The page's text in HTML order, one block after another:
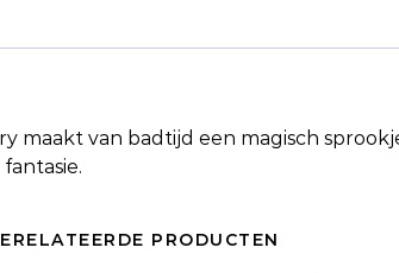
maakt van badtijd een magisch
PRODUCTEN